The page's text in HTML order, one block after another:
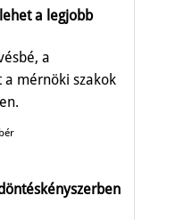
a legjobb
a
mérnöki szakok
bér